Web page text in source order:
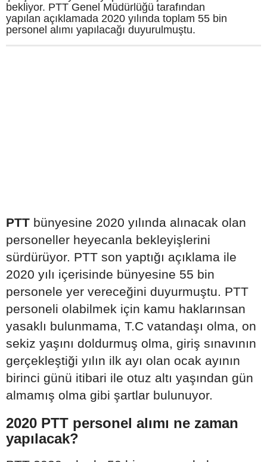
bekliyor. PTT Genel Müdürlüğü tarafından
yapılan açıklamada 2020 yılında toplam 55 bin
personel alımı yapılacağı duyurulmuştu.
PTT bünyesine 2020 yılında alınacak olan
personeller heyecanla bekleyişlerini
sürdürüyor. PTT son yaptığı açıklama ile
2020 yılı içerisinde bünyesine 55 bin
personele yer vereceğini duyurmuştu. PTT
personeli olabilmek için kamu haklarınsan
yasaklı bulunmama, T.C vatandaşı olma, on
sekiz yaşını doldurmuş olma, giriş sınavının
gerçekleştiği yılın ilk ayı olan ocak ayının
birinci günü itibari ile otuz altı yaşından gün
almamış olma gibi şartlar bulunuyor.
2020 PTT personel alımı ne zaman
yapılacak?